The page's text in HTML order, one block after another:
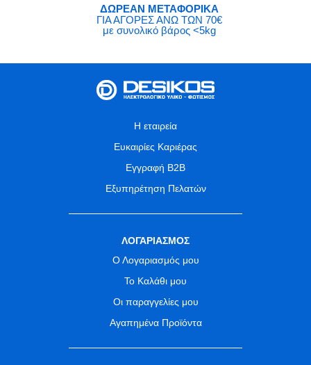
ΔΩΡΕΑΝ ΜΕΤΑΦΟΡΙΚΑ
ΓΙΑ ΑΓΟΡΕΣ ΑΝΩ ΤΩΝ 70€
με συνολικό βάρος <5kg
Η εταιρεία
Ευκαιρίες Καριέρας
Εγγραφή B2B
Εξυπηρέτηση Πελατών
ΛΟΓΑΡΙΑΣΜΟΣ
Ο Λογαριασμός μου
Το Καλάθι μου
Οι παραγγελίες μου
Αγαπημένα Προϊόντα